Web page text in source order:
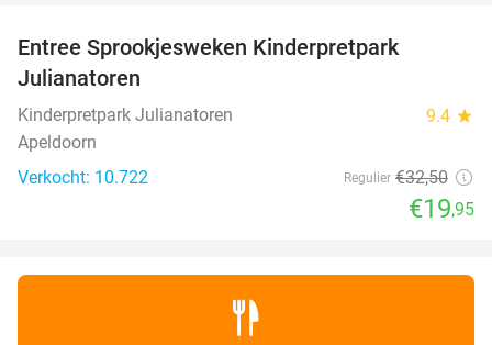
Entree Sprookjesweken Kinderpretpark
Julianatoren
Kinderpretpark Julianatoren 9.4 star
Apeldoorn
Verkocht: 10.722
Regulier €32,50
€19,95